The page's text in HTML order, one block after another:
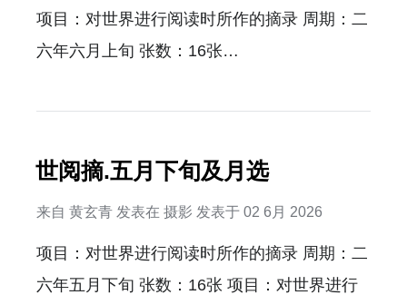
项目：对世界进行阅读时所作的摘录 周期：二
六年六月上旬 张数：16张…
世阅摘.五月下旬及月选
来自 黄玄青 发表在 摄影 发表于 02 6月 2026
项目：对世界进行阅读时所作的摘录 周期：二
六年五月下旬 张数：16张 项目：对世界进行